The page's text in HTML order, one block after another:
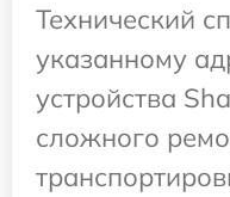
Технический
указанному
устройства
сложного